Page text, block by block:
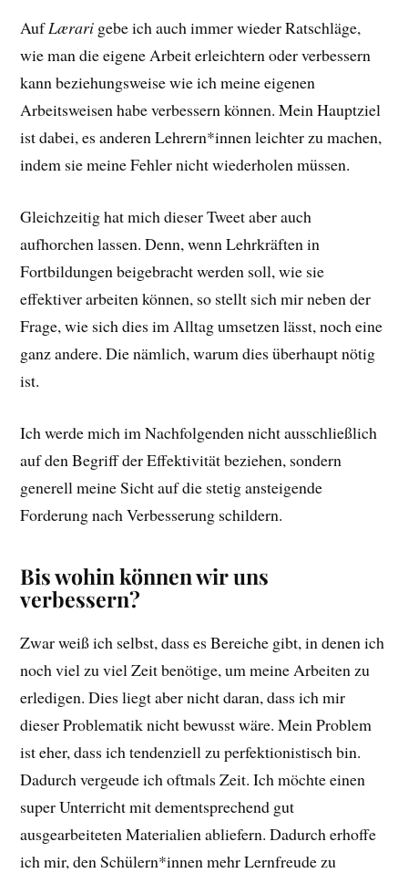
AufLærari gebe ich auch immer wieder Ratschläge,
wie man die eigene Arbeit erleichtern oder verbessern
kann beziehungsweise wie ich meine eigenen
Arbeitsweisen habe verbessern können. Mein Hauptziel
ist dabei, es anderen Lehrern*innen leichter zu machen,
indem sie meine Fehler nicht wiederholen müssen.
Gleichzeitig hat mich dieser Tweet aber auch
aufhorchen lassen. Denn, wenn Lehrkräften in
Fortbildungen beigebracht werden soll, wie sie
effektiver arbeiten können, so stellt sich mir neben der
Frage, wie sich dies im Alltag umsetzen lässt, noch eine
ganz andere. Die nämlich, warum dies überhaupt nötig
ist.
Ich werde mich im Nachfolgenden nicht ausschließlich
auf den Begriff der Effektivität beziehen, sondern
generell meine Sicht auf die stetig ansteigende
Forderung nach Verbesserung schildern.
Bis wohin können wir uns
verbessern?
Zwar weiß ich selbst, dass es Bereiche gibt, in denen ich
noch viel zu viel Zeit benötige, um meine Arbeiten zu
erledigen. Dies liegt aber nicht daran, dass ich mir
dieser Problematik nicht bewusst wäre. Mein Problem
ist eher, dass ich tendenziell zu perfektionistisch bin.
Dadurch vergeude ich oftmals Zeit. Ich möchte einen
super Unterricht mit dementsprechend gut
ausgearbeiteten Materialien abliefern. Dadurch erhoffe
ich mir, den Schülern*innen mehr Lernfreude zu